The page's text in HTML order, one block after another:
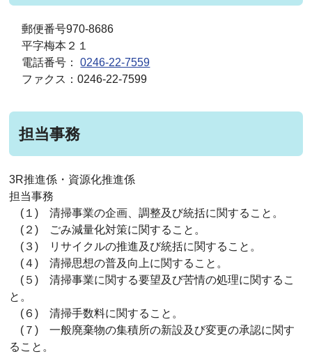
郵便番号970-8686
平字梅本２１
電話番号：0246-22-7559
ファクス：0246-22-7599
担当事務
3R推進係・資源化推進係
担当事務
(１) 清掃事業の企画、調整及び統括に関すること。
(２) ごみ減量化対策に関すること。
(３) リサイクルの推進及び統括に関すること。
(４) 清掃思想の普及向上に関すること。
(５) 清掃事業に関する要望及び苦情の処理に関するこ
と。
(６) 清掃手数料に関すること。
(７) 一般廃棄物の集積所の新設及び変更の承認に関す
ること。